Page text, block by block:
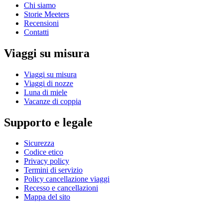
Chi siamo
Storie Meeters
Recensioni
Contatti
Viaggi su misura
Viaggi su misura
Viaggi di nozze
Luna di miele
Vacanze di coppia
Supporto e legale
Sicurezza
Codice etico
Privacy policy
Termini di servizio
Policy cancellazione viaggi
Recesso e cancellazioni
Mappa del sito